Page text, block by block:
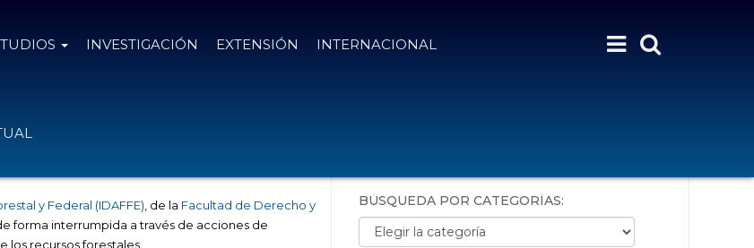
INVESTIGACIÓN EXTENSIÓN INTERNACIONAL
y Federal (IDAFFE) , de la Facultad de Derecho y
forma interrumpida a través de acciones de
los recursos forestales.
BÚSQUEDA POR CATEGORÍAS:
Búsqueda por categorías: